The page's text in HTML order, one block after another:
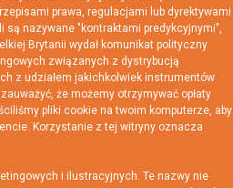
prawa, regulacjami lub dyrektywami
są nazywane "kontraktami predykcyjnymi",
Brytanii wydał komunikat polityczny
związanych z dystrybucją
z udziałem jakichkolwiek instrumentów
że możemy otrzymywać opłaty
pliki cookie na twoim komputerze, aby
Korzystanie z tej witryny oznacza
i ilustracyjnych. Te nazwy nie